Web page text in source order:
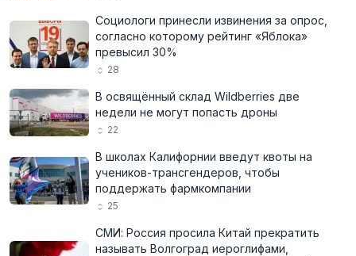
Социологи принесли извинения за опрос,
согласно которому рейтинг «Яблока»
превысил 30%
28
В освящённый склад Wildberries две
недели не могут попасть дроны
22
В школах Калифорнии введут квоты на
учеников-трансгендеров, чтобы
поддержать фармкомпании
25
СМИ: Россия просила Китай прекратить
называть Волгоград иероглифами,